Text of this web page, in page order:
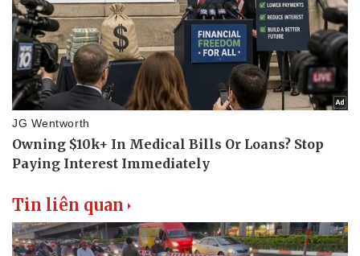
Tin liên quan